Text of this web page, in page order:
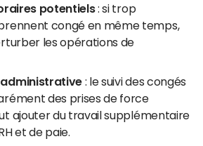
potentiels: si trop
congé en même temps,
les opérations de
: le suivi des congés
des prises de force
ajouter du travail supplémentaire
et de paie.